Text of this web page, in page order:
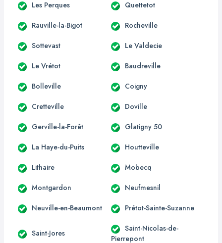
Les Perques Quettetot
Rauville-la-Bigot Rocheville
Sottevast Le Valdecie
Le Vrétot Baudreville
Bolleville Coigny
Cretteville Doville
Gerville-la-Forêt Glatigny 50
La Haye-du-Puits Houtteville
Lithaire Mobecq
Montgardon Neufmesnil
Neuville-en-Beaumont Prétot-Sainte-Suzanne
Saint-Jores
Saint-Nicolas-de-
Pierrepont